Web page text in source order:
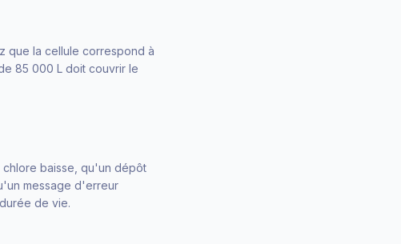
que la cellule correspond à
85 000 L doit couvrir le
baisse, qu'un dépôt
message d'erreur
de vie.